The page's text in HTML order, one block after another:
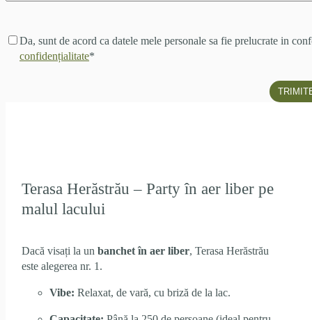
Acord
prelucrare
Da, sunt de acord ca datele mele personale sa fie prelucrate in
confidențialitate*
Terasa Herăstrău – Party în aer liber pe
malul lacului
Dacă visați la unbanchet în aer liber, Terasa Herăstrău
este alegerea nr. 1.
Vibe: Relaxat, de vară, cu briză de la lac.